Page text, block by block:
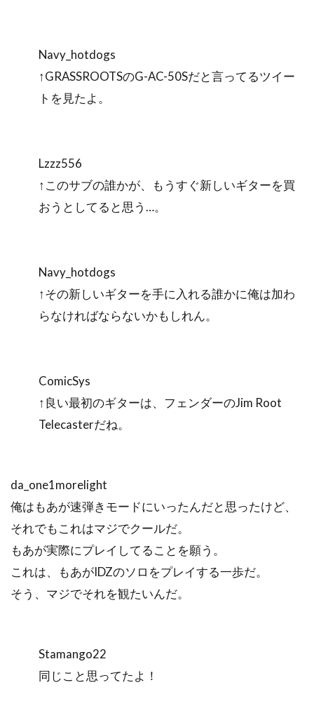
Navy_hotdogs
↑GRASSROOTSのG-AC-50Sだと言ってるツイー
トを見たよ。
Lzzz556
↑このサブの誰かが、もうすぐ新しいギターを買
おうとしてると思う…。
Navy_hotdogs
↑その新しいギターを手に入れる誰かに俺は加わ
らなければならないかもしれん。
ComicSys
↑良い最初のギターは、フェンダーのJim Root
Telecasterだね。
da_one1morelight
俺はもあが速弾きモードにいったんだと思ったけど、
それでもこれはマジでクールだ。
もあが実際にプレイしてることを願う。
これは、もあがIDZのソロをプレイする一歩だ。
そう、マジでそれを観たいんだ。
Stamango22
同じこと思ってたよ！